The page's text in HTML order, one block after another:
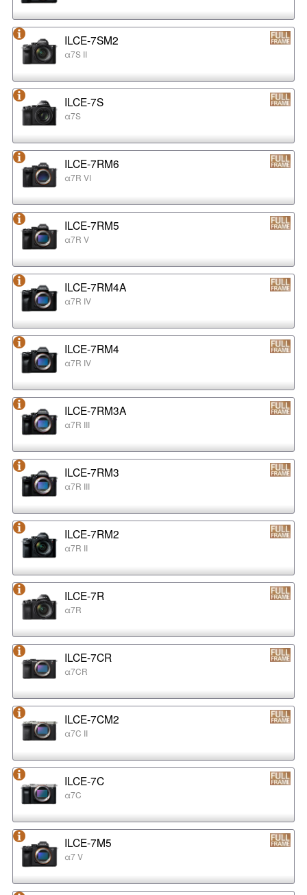
ILCE-7SM2
α7S II
ILCE-7S
α7S
ILCE-7RM6
α7R VI
ILCE-7RM5
α7R V
ILCE-7RM4A
α7R IV
ILCE-7RM4
α7R IV
ILCE-7RM3A
α7R III
ILCE-7RM3
α7R III
ILCE-7RM2
α7R II
ILCE-7R
α7R
ILCE-7CR
α7CR
ILCE-7CM2
α7C II
ILCE-7C
α7C
ILCE-7M5
α7 V